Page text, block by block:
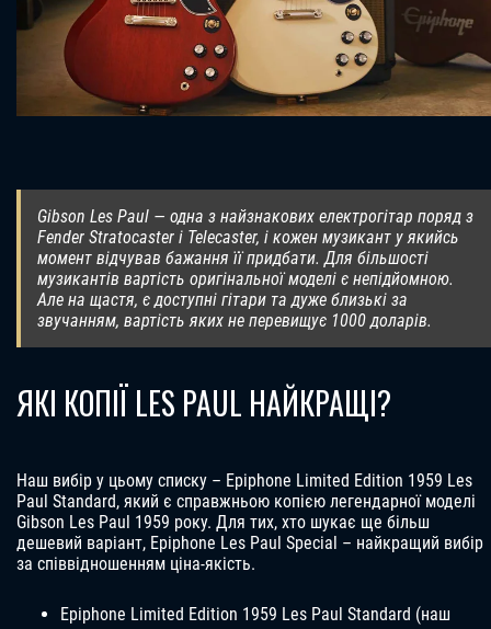
Gibson Les Paul — одна з найзнакових електрогітар поряд з
Fender Stratocaster і Telecaster, і кожен музикант у якийсь
момент відчував бажання її придбати. Для більшості
музикантів вартість оригінальної моделі є непідйомною.
Але на щастя, є доступні гітари та дуже близькі за
звучанням, вартість яких не перевищує 1000 доларів.
ЯКІ КОПІЇ LES PAUL НАЙКРАЩІ?
Наш вибір у цьому списку – Epiphone Limited Edition 1959 Les
Paul Standard, який є справжньою копією легендарної моделі
Gibson Les Paul 1959 року. Для тих, хто шукає ще більш
дешевий варіант, Epiphone Les Paul Special – найкращий вибір
за співвідношенням ціна-якість.
Epiphone Limited Edition 1959 Les Paul Standard (наш